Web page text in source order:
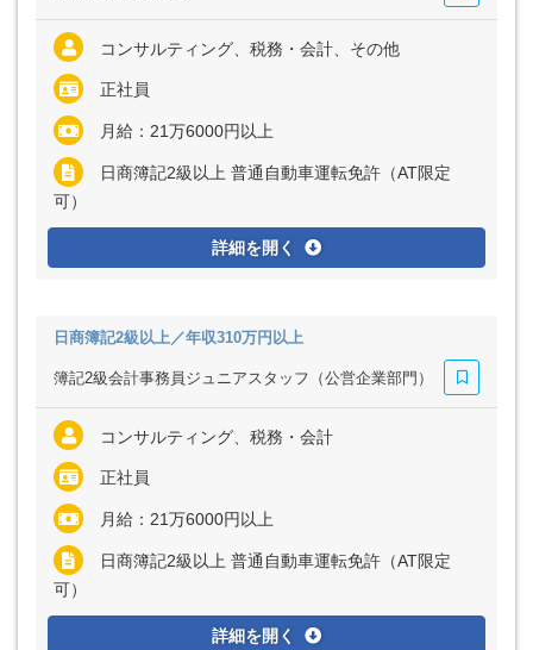
コンサルティング、税務・会計、その他
正社員
月給：21万6000円以上
日商簿記2級以上 普通自動車運転免許（AT限定
可）
詳細を開く
日商簿記2級以上／年収310万円以上
簿記2級会計事務員ジュニアスタッフ（公営企業部門）
コンサルティング、税務・会計
正社員
月給：21万6000円以上
日商簿記2級以上 普通自動車運転免許（AT限定
可）
詳細を開く